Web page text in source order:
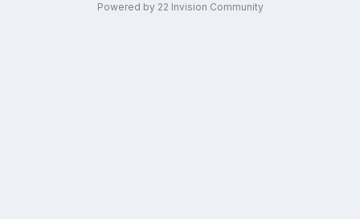
Powered by 22 Invision Community